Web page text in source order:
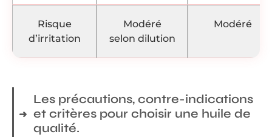
Risque
d’irritation
Modéré
selon dilution
Modéré
Les précautions, contre-indications
et critères pour choisir une huile de
qualité.